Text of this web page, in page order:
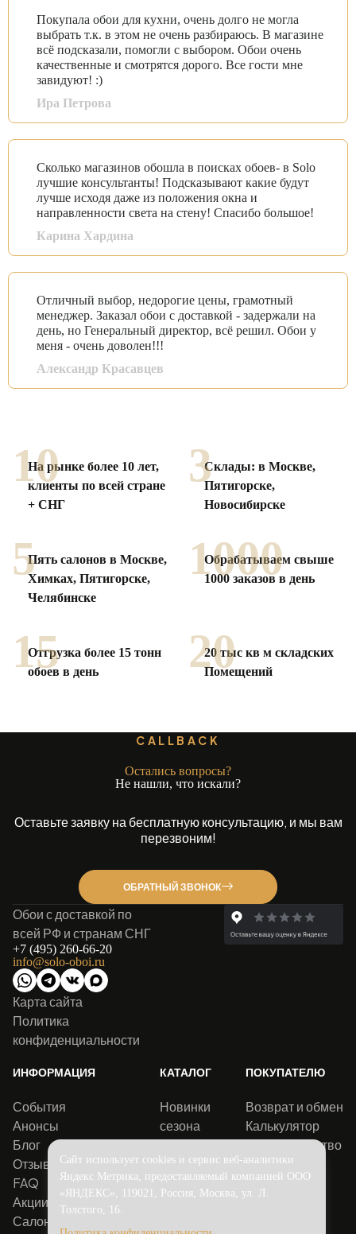
Покупала обои для кухни, очень долго не могла
выбрать т.к. в этом не очень разбираюсь. В магазине
всё подсказали, помогли с выбором. Обои очень
качественные и смотрятся дорого. Все гости мне
завидуют! :)
Ира Петрова
Сколько магазинов обошла в поисках обоев- в Solo
лучшие консультанты! Подсказывают какие будут
лучше исходя даже из положения окна и
направленности света на стену! Спасибо большое!
Карина Хардина
Отличный выбор, недорогие цены, грамотный
менеджер. Заказал обои с доставкой - задержали на
день, но Генеральный директор, всё решил. Обои у
меня - очень доволен!!!
Александр Красавцев
10
На рынке более 10 лет,
клиенты по всей стране
+ СНГ
3Склады: в Москве,
Пятигорске,
Новосибирске
5Пять салонов в Москве,
Химках, Пятигорске,
Челябинске
1000
Обрабатываем свыше
1000 заказов в день
15
Отгрузка более 15 тонн
обоев в день
20
20 тыс кв м складских
Помещений
CALLBACK
Остались вопросы?
Не нашли, что искали?
Оставьте заявку на бесплатную консультацию, и мы вам
перезвоним!
ОБРАТНЫЙ ЗВОНОК
Обои с доставкой по
всей РФ и странам СНГ
+7 (495) 260-66-20
info@solo-oboi.ru
Карта сайта
Политика
конфиденциальности
ИНФОРМАЦИЯ
События
Анонсы
Блог
Отзывы
FAQ
Акции
Салоны
КАТАЛОГ
Новинки
сезона
Хиты
продаж
Снижены
цены
ПОКУПАТЕЛЮ
Возврат и обмен
Калькулятор
Сотрудничество
Сайт использует cookies и сервис веб-аналитики
Яндекс Метрика, предоставляемый компанией ООО
«ЯНДЕКС», 119021, Россия, Москва, ул. Л.
Толстого, 16.